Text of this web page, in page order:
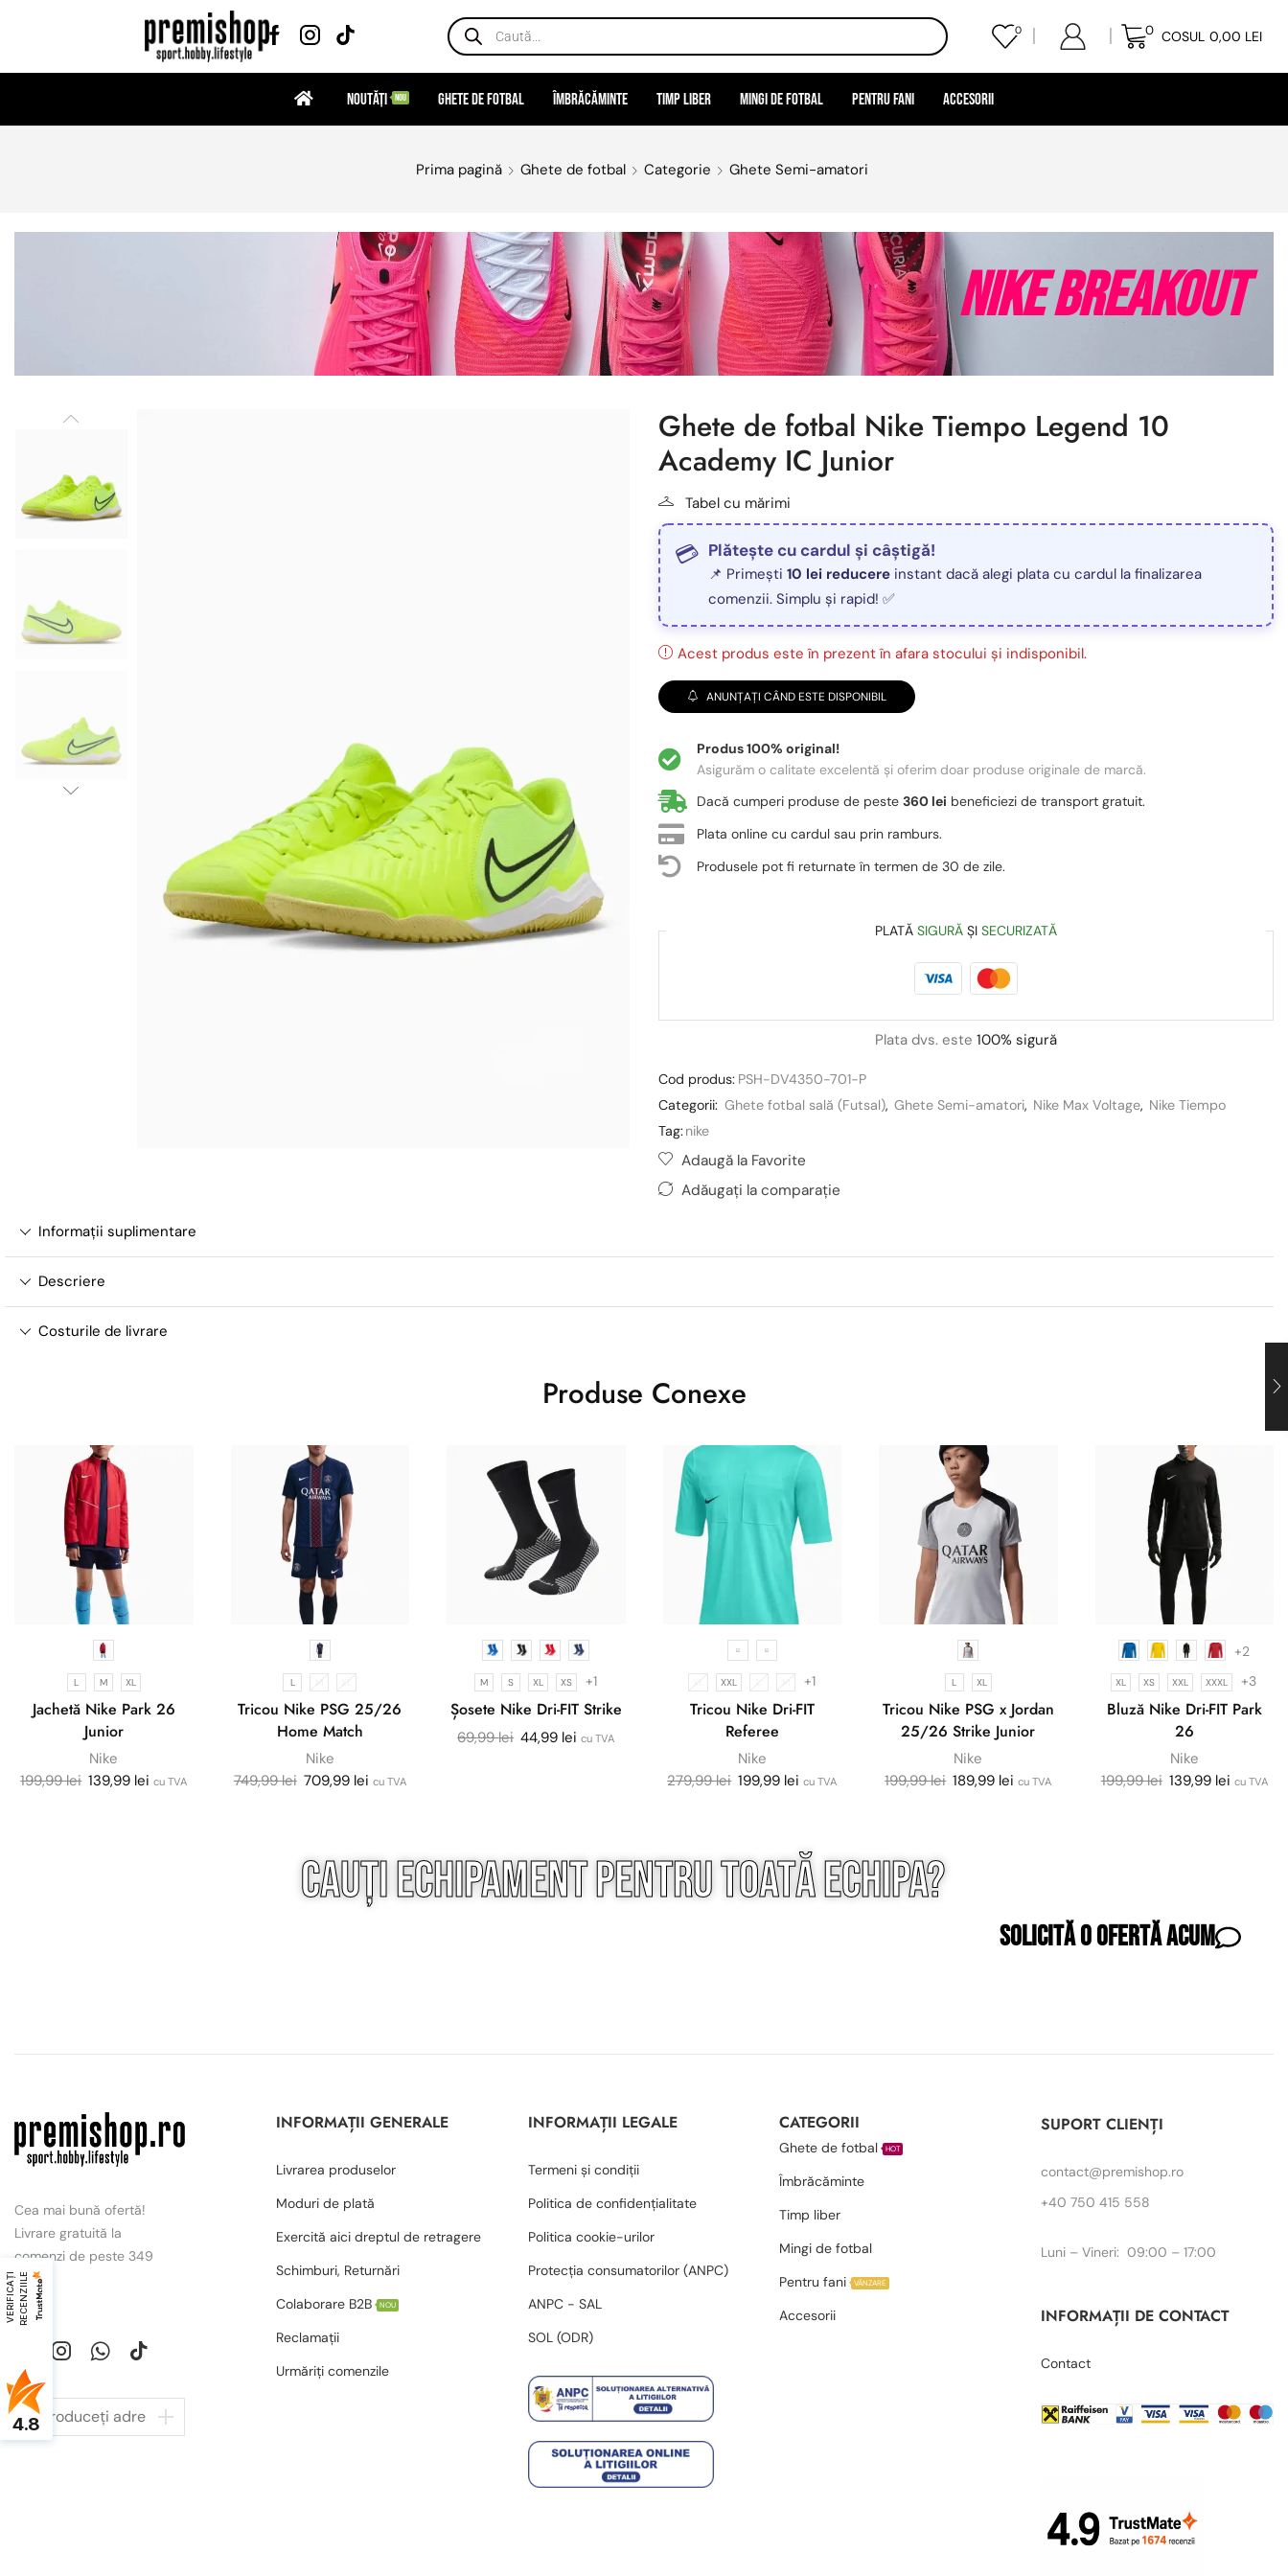
0 0 COSUL 0,00 LEI
Noutăți NOU Ghete de fotbal Îmbrăcăminte Timp liber Mingi de fotbal Pentru Fani Accesorii
Prima pagină Ghete de fotbal Categorie Ghete Semi-amatori
Nike Breakout
Ghete de fotbal Nike Tiempo Legend 10
Academy IC Junior
Tabel cu mărimi
Plătește cu cardul și câștigă!
📌 Primești 10 lei reducere instant dacă alegi plata cu cardul la finalizarea
comenzii. Simplu și rapid! ✅
Acest produs este în prezent în afara stocului și indisponibil.
ANUNȚAȚI CÂND ESTE DISPONIBIL
Produs 100% original!
Asigurăm o calitate excelentă și oferim doar produse originale de marcă.
Dacă cumperi produse de peste 360 lei beneficiezi de transport gratuit.
Plata online cu cardul sau prin ramburs.
Produsele pot fi returnate în termen de 30 de zile.
PLATĂ SIGURĂ ȘI SECURIZATĂ
Plata dvs. este 100% sigură
Cod produs: PSH-DV4350-701-P
Categorii: Ghete fotbal sală (Futsal), Ghete Semi-amatori, Nike Max Voltage, Nike Tiempo
Tag:nike
Adaugă la Favorite
Adăugați la comparație
Informații suplimentare
Descriere
Costurile de livrare
Produse Conexe
L M XL
Jachetă Nike Park 26
Junior
Nike
199,99lei 139,99 lei cu TVA
L M XL
Tricou Nike PSG 25/26
Home Match
Nike
749,99lei 709,99 lei cu TVA
M S XL XS +1
Șosete Nike Dri-FIT Strike
69,99lei 44,99 lei cu TVA
XL XXL M +1
Tricou Nike Dri-FIT
Referee
Nike
279,99lei 199,99 lei cu TVA
L XL
Tricou Nike PSG x Jordan
25/26 Strike Junior
Nike
199,99lei 189,99 lei cu TVA
+2
XL XS XXL XXXL +3
Bluză Nike Dri-FIT Park
26
Nike
199,99lei 139,99 lei cu TVA
Cauți echipament pentrutoatăechipa?
Solicită o ofertă acum
Cea mai bună ofertă!
Livrare gratuită la
comenzi de peste 349
lei.
INFORMAȚII GENERALE
Livrarea produselor
Moduri de plată
Exercită aici dreptul de retragere
Schimburi, Returnări
Colaborare B2B
NOU
Reclamații
Urmăriți comenzile
INFORMAȚII LEGALE
Termeni și condiții
Politica de confidențialitate
Politica cookie-urilor
Protecția consumatorilor (ANPC)
ANPC - SAL
SOL (ODR)
CATEGORII
Ghete de fotbal HOT
Îmbrăcăminte
Timp liber
Mingi de fotbal
Pentru fani
VÂNZARE
Accesorii
SUPORT CLIENȚI
contact@premishop.ro
+40 750 415 558
Luni – Vineri: 09:00 – 17:00
INFORMAȚII DE CONTACT
Contact
V
E
R
I
F
I
C
A
Ț
I
R
E
C
E
N
Z
I
I
LE
4.8